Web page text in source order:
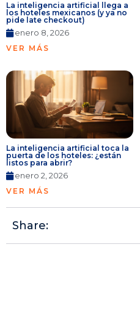
La inteligencia artificial llega a
los hoteles mexicanos (y ya no
pide late checkout)
enero 8, 2026
VER MÁS
La inteligencia artificial toca la
puerta de los hoteles: ¿están
listos para abrir?
enero 2, 2026
VER MÁS
Share: